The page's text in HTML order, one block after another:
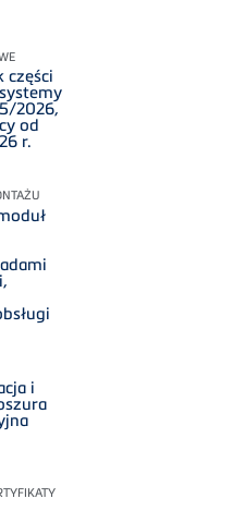
części
2026,
od
r.
i